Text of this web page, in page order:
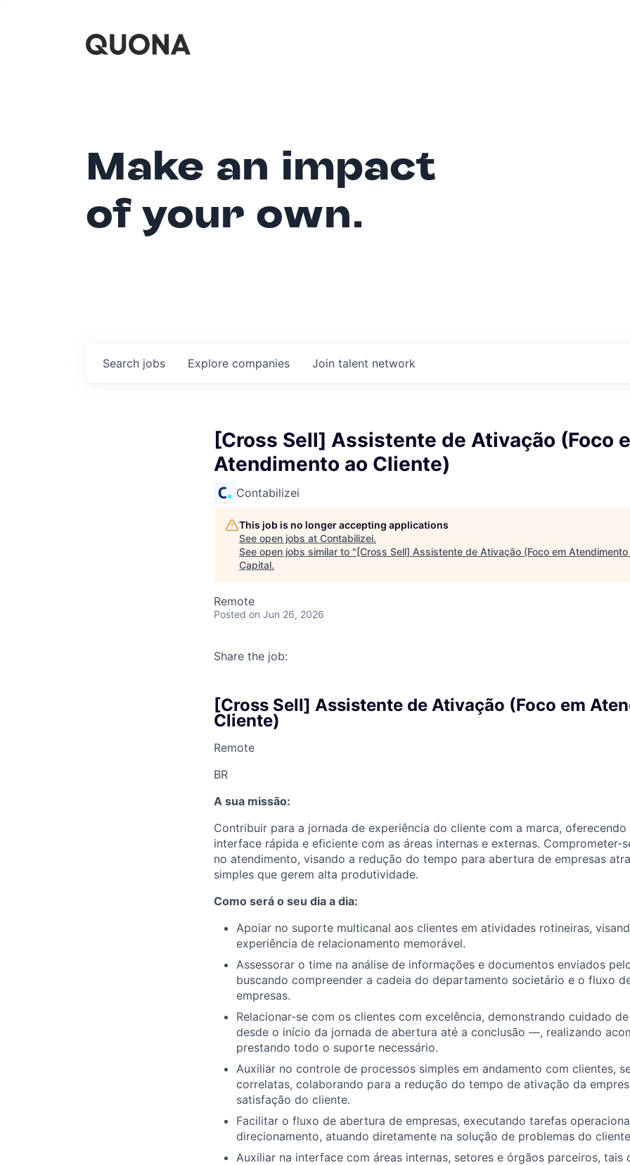
Make an impact
of your own.
Search jobs Explore companies Join talent network
[Cross Sell] Assistente de Ativação (Foco
Atendimento ao Cliente)
Contabilizei
This job is no longer accepting applications
See open jobs at Contabilizei.
See open jobs similar to "[Cross Sell] Assistente de Ativação (Foco em Atendimento
Capital.
Remote
Posted on Jun 26, 2026
Share the job:
[Cross Sell] Assistente de Ativação (Foco em
Cliente)
Remote
BR
A sua missão:
Contribuir para a jornada de experiência do cliente com a marca, oferecendo
interface rápida e eficiente com as áreas internas e externas. Comprometer-
no atendimento, visando a redução do tempo para abertura de empresas
simples que gerem alta produtividade.
Como será o seu dia a dia:
Apoiar no suporte multicanal aos clientes em atividades rotineiras,
experiência de relacionamento memorável.
Assessorar o time na análise de informações e documentos enviados
buscando compreender a cadeia do departamento societário e o fluxo
empresas.
Relacionar-se com os clientes com excelência, demonstrando cuidado
desde o início da jornada de abertura até a conclusão —, realizando
prestando todo o suporte necessário.
Auxiliar no controle de processos simples em andamento com clientes,
correlatas, colaborando para a redução do tempo de ativação da
satisfação do cliente.
Facilitar o fluxo de abertura de empresas, executando tarefas
direcionamento, atuando diretamente na solução de problemas do
Auxiliar na interface com áreas internas, setores e órgãos parceiros, tais